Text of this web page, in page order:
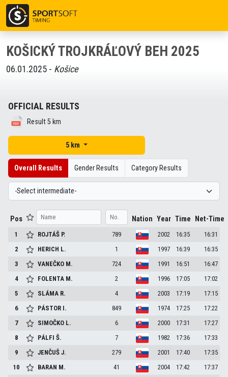
KOŠICKÝ TROJKRÁĽOVÝ BEH 2025
06.01.2025 - Košice
OFFICIAL RESULTS
Result 5 km
5 km
Overall Results Gender Results Category Results
Pos Nation Year Time Net-Time
1 ROJTÁŠ P. 789 2002 16:35
16:31
2
HERICH L. 1 1997 16:39
16:35
3
VANEČKO M. 724 1991 16:51
16:47
4
FOLENTA M. 2 1996 17:05
17:02
5
SLÁMA R. 4 2003 17:19
17:15
6
PÁSTOR I. 849 1974 17:25
17:22
7
SIMOČKO L. 6 2000 17:31
17:27
8
PÁLFIŠ. 7 1982 17:36
17:33
9
JENČUŠJ. 279 2001 17:40
17:35
10
BARAN M. 41 2004 17:42
17:37